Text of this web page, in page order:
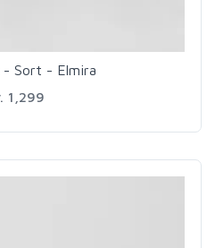
- Sort - Elmira
1,299